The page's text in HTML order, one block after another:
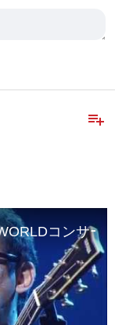
playlist_add
コンサー